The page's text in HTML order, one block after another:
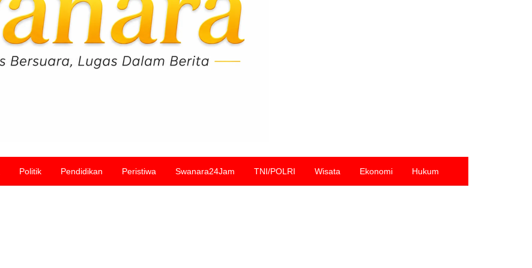
Politik Pendidikan Peristiwa Swanara24Jam TNI/POLRI Wisata Ekonomi Hukum